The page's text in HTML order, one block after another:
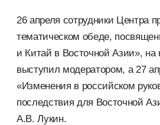
26 апреля сотрудники Центра
тематическом обеде,
и Китай в Восточной Азии», на
выступил модератором, а 27
«Изменения в российском
последствия для Восточной
А.В. Лукин.